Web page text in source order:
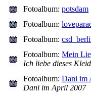
Fotoalbum: potsdam
Fotoalbum:
Fotoalbum:
Fotoalbum: Mein
Ich liebe dieses
Fotoalbum: Dani im
Dani im April 2007